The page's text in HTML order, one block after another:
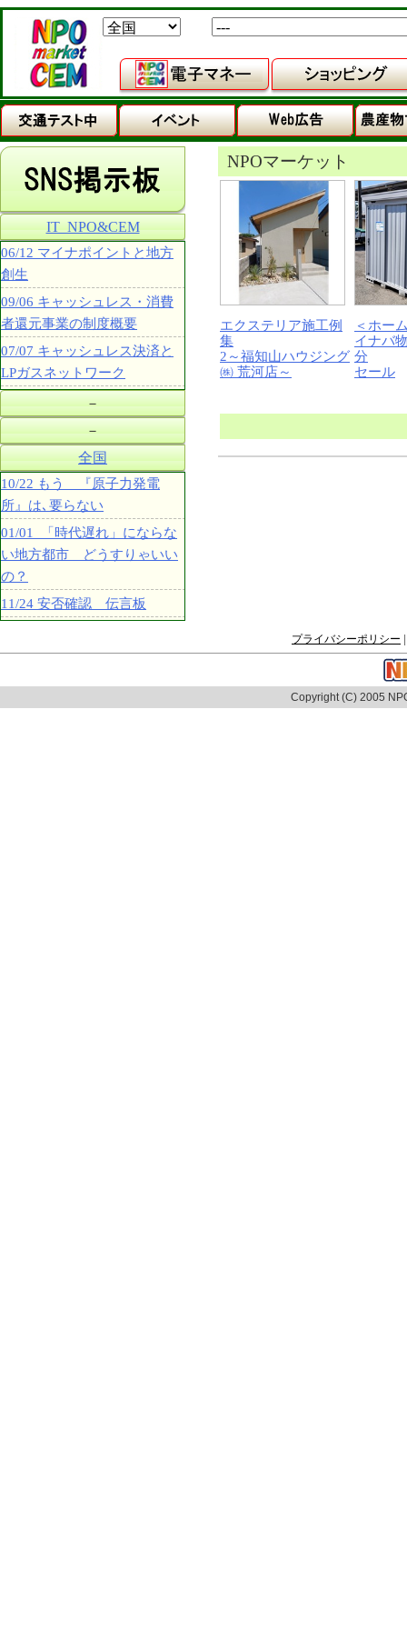
NPOマーケット
エクステリア施工例
集
2～福知山ハウジング
㈱ 荒河店～
＜ホー
イナバ
分
セール
IT_NPO&CEM
06/12 マイナポイントと地方
創生
09/06 キャッシュレス・消費
者還元事業の制度概要
07/07 キャッシュレス決済と
LPガスネットワーク
－
－
全国
10/22 もう 『原子力発電
所』は､要らない
01/01 「時代遅れ」にならな
い地方都市 どうすりゃいい
の？
11/24 安否確認 伝言板
プライバシーポリシー
Copyright (C) 2005